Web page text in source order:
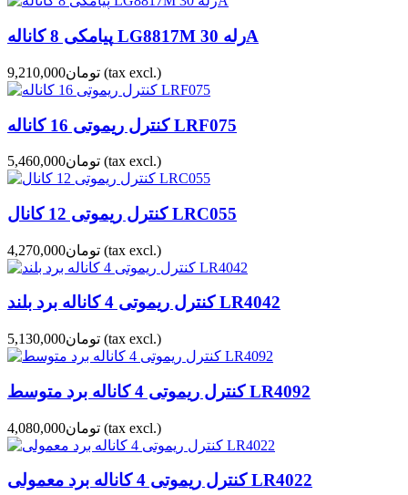
پیامکی 8 کاناله LG8817M رله 30A
تومان9,210,000 (tax excl.)
کنترل ریموتی 16 کاناله LRF075
تومان5,460,000 (tax excl.)
کنترل ریموتی 12 کانال LRC055
تومان4,270,000 (tax excl.)
کنترل ریموتی 4 کاناله برد بلند LR4042
تومان5,130,000 (tax excl.)
کنترل ریموتی 4 کاناله برد متوسط LR4092
تومان4,080,000 (tax excl.)
کنترل ریموتی 4 کاناله برد معمولی LR4022